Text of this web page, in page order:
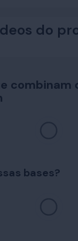
do
combinam
bases?